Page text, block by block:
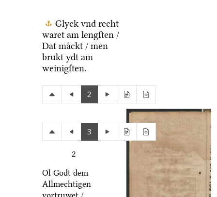
Glyck vnd recht
waret am lengſten /
Dat maͤckt / men
brukt ydt am
weinigſten.
2
3
2
Ol Godt dem
Allmechtigen